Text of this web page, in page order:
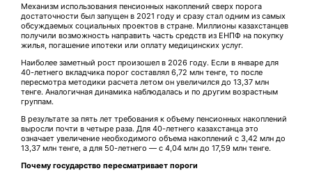
Механизм использования пенсионных накоплений сверх порога
достаточности был запущен в 2021 году и сразу стал одним из самых
обсуждаемых социальных проектов в стране. Миллионы казахстанцев
получили возможность направить часть средств из ЕНПФ на покупку
жилья, погашение ипотеки или оплату медицинских услуг.
Наиболее заметный рост произошел в 2026 году. Если в январе для
40-летнего вкладчика порог составлял 6,72 млн тенге, то после
пересмотра методики расчета летом он увеличился до 13,37 млн
тенге. Аналогичная динамика наблюдалась и по другим возрастным
группам.
В результате за пять лет требования к объему пенсионных накоплений
выросли почти в четыре раза. Для 40-летнего казахстанца это
означает увеличение необходимого объема накоплений с 3,42 млн до
13,37 млн тенге, а для 50-летнего — с 4,04 млн до 17,59 млн тенге.
Почему государство пересматривает пороги